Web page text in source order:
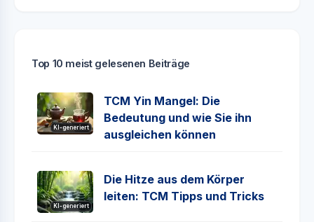
Top 10 meist gelesenen Beiträge
KI-generiert
TCM Yin Mangel: Die
Bedeutung und wie Sie ihn
ausgleichen können
KI-generiert
Die Hitze aus dem Körper
leiten: TCM Tipps und Tricks